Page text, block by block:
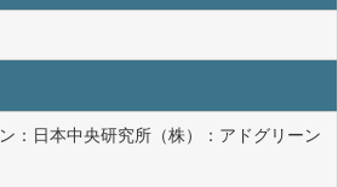
：日本中央研究所（株）：アドグリーン